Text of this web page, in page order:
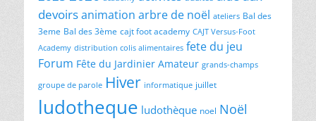
devoirsanimation arbre de noël ateliers Bal des
3eme Bal des 3ème cajt foot academy CAJT Versus-Foot
Academy distribution colis alimentaires fete du jeu
Forum Fête du Jardinier Amateur grands-champs
groupe de parole Hiver informatique juillet
ludotheque ludothèque noel Noël